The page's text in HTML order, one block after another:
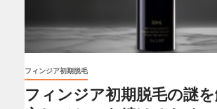
フィンジア初期脱毛
フィンジア初期脱毛の謎